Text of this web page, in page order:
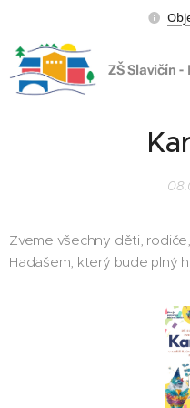
ZŠ Slavičín -
Zveme všechny děti,
Hadašem, který bude plný